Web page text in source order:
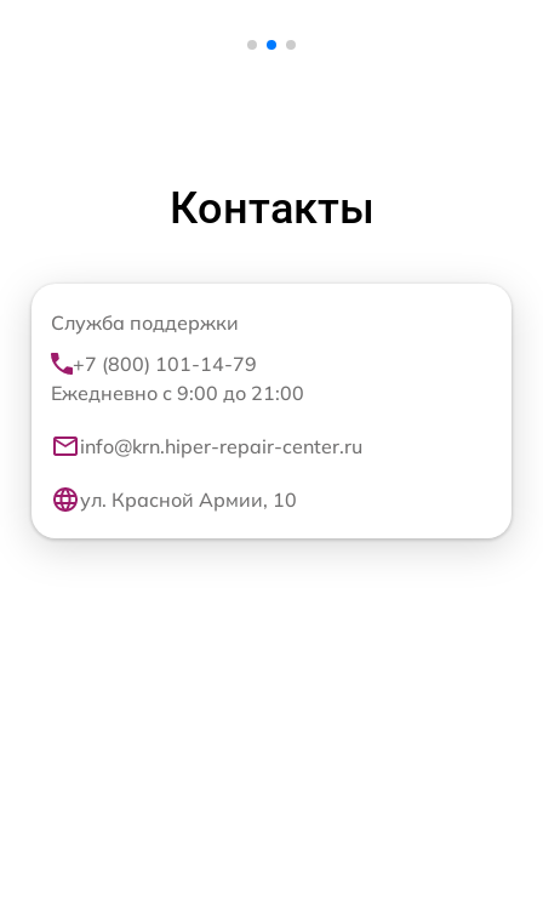
Контакты
Служба поддержки
+7 (800) 101-14-79
Ежедневно с 9:00 до 21:00
info@krn.hiper-repair-center.ru
ул. Красной Армии, 10